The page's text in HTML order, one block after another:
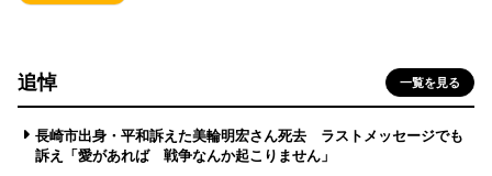
追悼 一覧を見る
長崎市出身・平和訴えた美輪明宏さん死去 ラストメッセージでも
訴え「愛があれば 戦争なんか起こりません」